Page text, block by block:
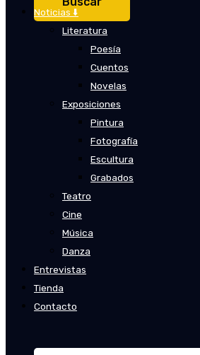
Noticias ⬇️
Literatura
Poesía
Cuentos
Novelas
Exposiciones
Pintura
Fotografía
Escultura
Grabados
Teatro
Cine
Música
Danza
Entrevistas
Tienda
Contacto